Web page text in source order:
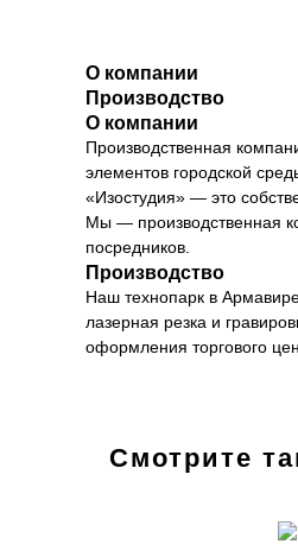
О компании
Производство
О компании
Производственная
элементов городской
«Изостудия» — это
Мы — производственная
посредников.
Производство
Наш технопарк в
лазерная резка и
оформления торгового
Смотрите